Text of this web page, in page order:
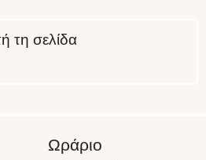
τη σελίδα
Ωράριο